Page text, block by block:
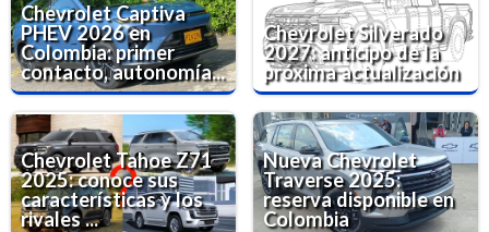
Chevrolet Captiva
PHEV 2026 en
Colombia: primer
contacto, autonomía...
Chevrolet Silverado
2027: anticipo de la
próxima actualización
Chevrolet Tahoe Z71
2025: conoce sus
características y los
rivales ...
Nueva Chevrolet
Traverse 2025:
reserva disponible en
Colombia